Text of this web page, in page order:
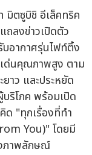
มิตซูบิชิ อีเล็คทริค
ลงข่าวเปิดตัว
อากาศรุ่นไฟท์ติ้ง
ด่นคุณภาพสูง ตาม
าว และประหยัด
ริโภค พร้อมเปิด
ด "ทุกเรื่องที่ทำ
You)" โดยมี
ภาพลักษณ์